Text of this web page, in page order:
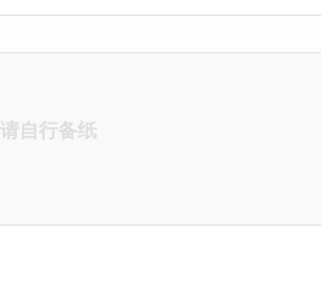
自行备纸